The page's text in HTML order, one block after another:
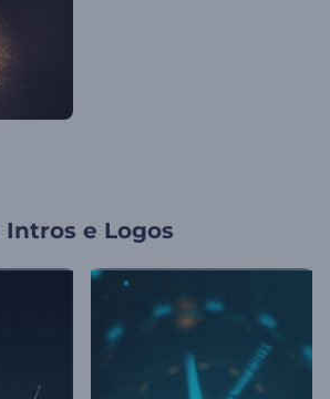
Intros e Logos